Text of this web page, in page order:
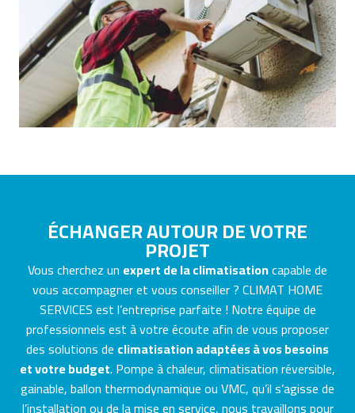
ÉCHANGER AUTOUR DE VOTRE
PROJET
Vous cherchez un expert de la climatisationcapable de
vous accompagner et vous conseiller ? CLIMAT HOME
SERVICES est l’entreprise parfaite ! Notre équipe de
professionnels est à votre écoute afin de vous proposer
des solutions de climatisation adaptées à vos besoins
et votre budget. Pompe à chaleur, climatisation réversible,
gainable, ballon thermodynamique ou VMC, qu’il s’agisse de
l’installation ou de la mise en service, nous travaillons pour